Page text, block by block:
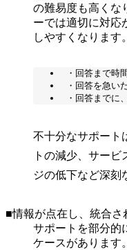
の難易度も高くな
ーでは適切に対応
しやすくなります。
・回答まで時
・回答を急い
・回答までに
不十分なサポート
トの減少、サー
ジの低下など深刻
■情報が点在し、統合さ
サポートを部分的
ケースがあります